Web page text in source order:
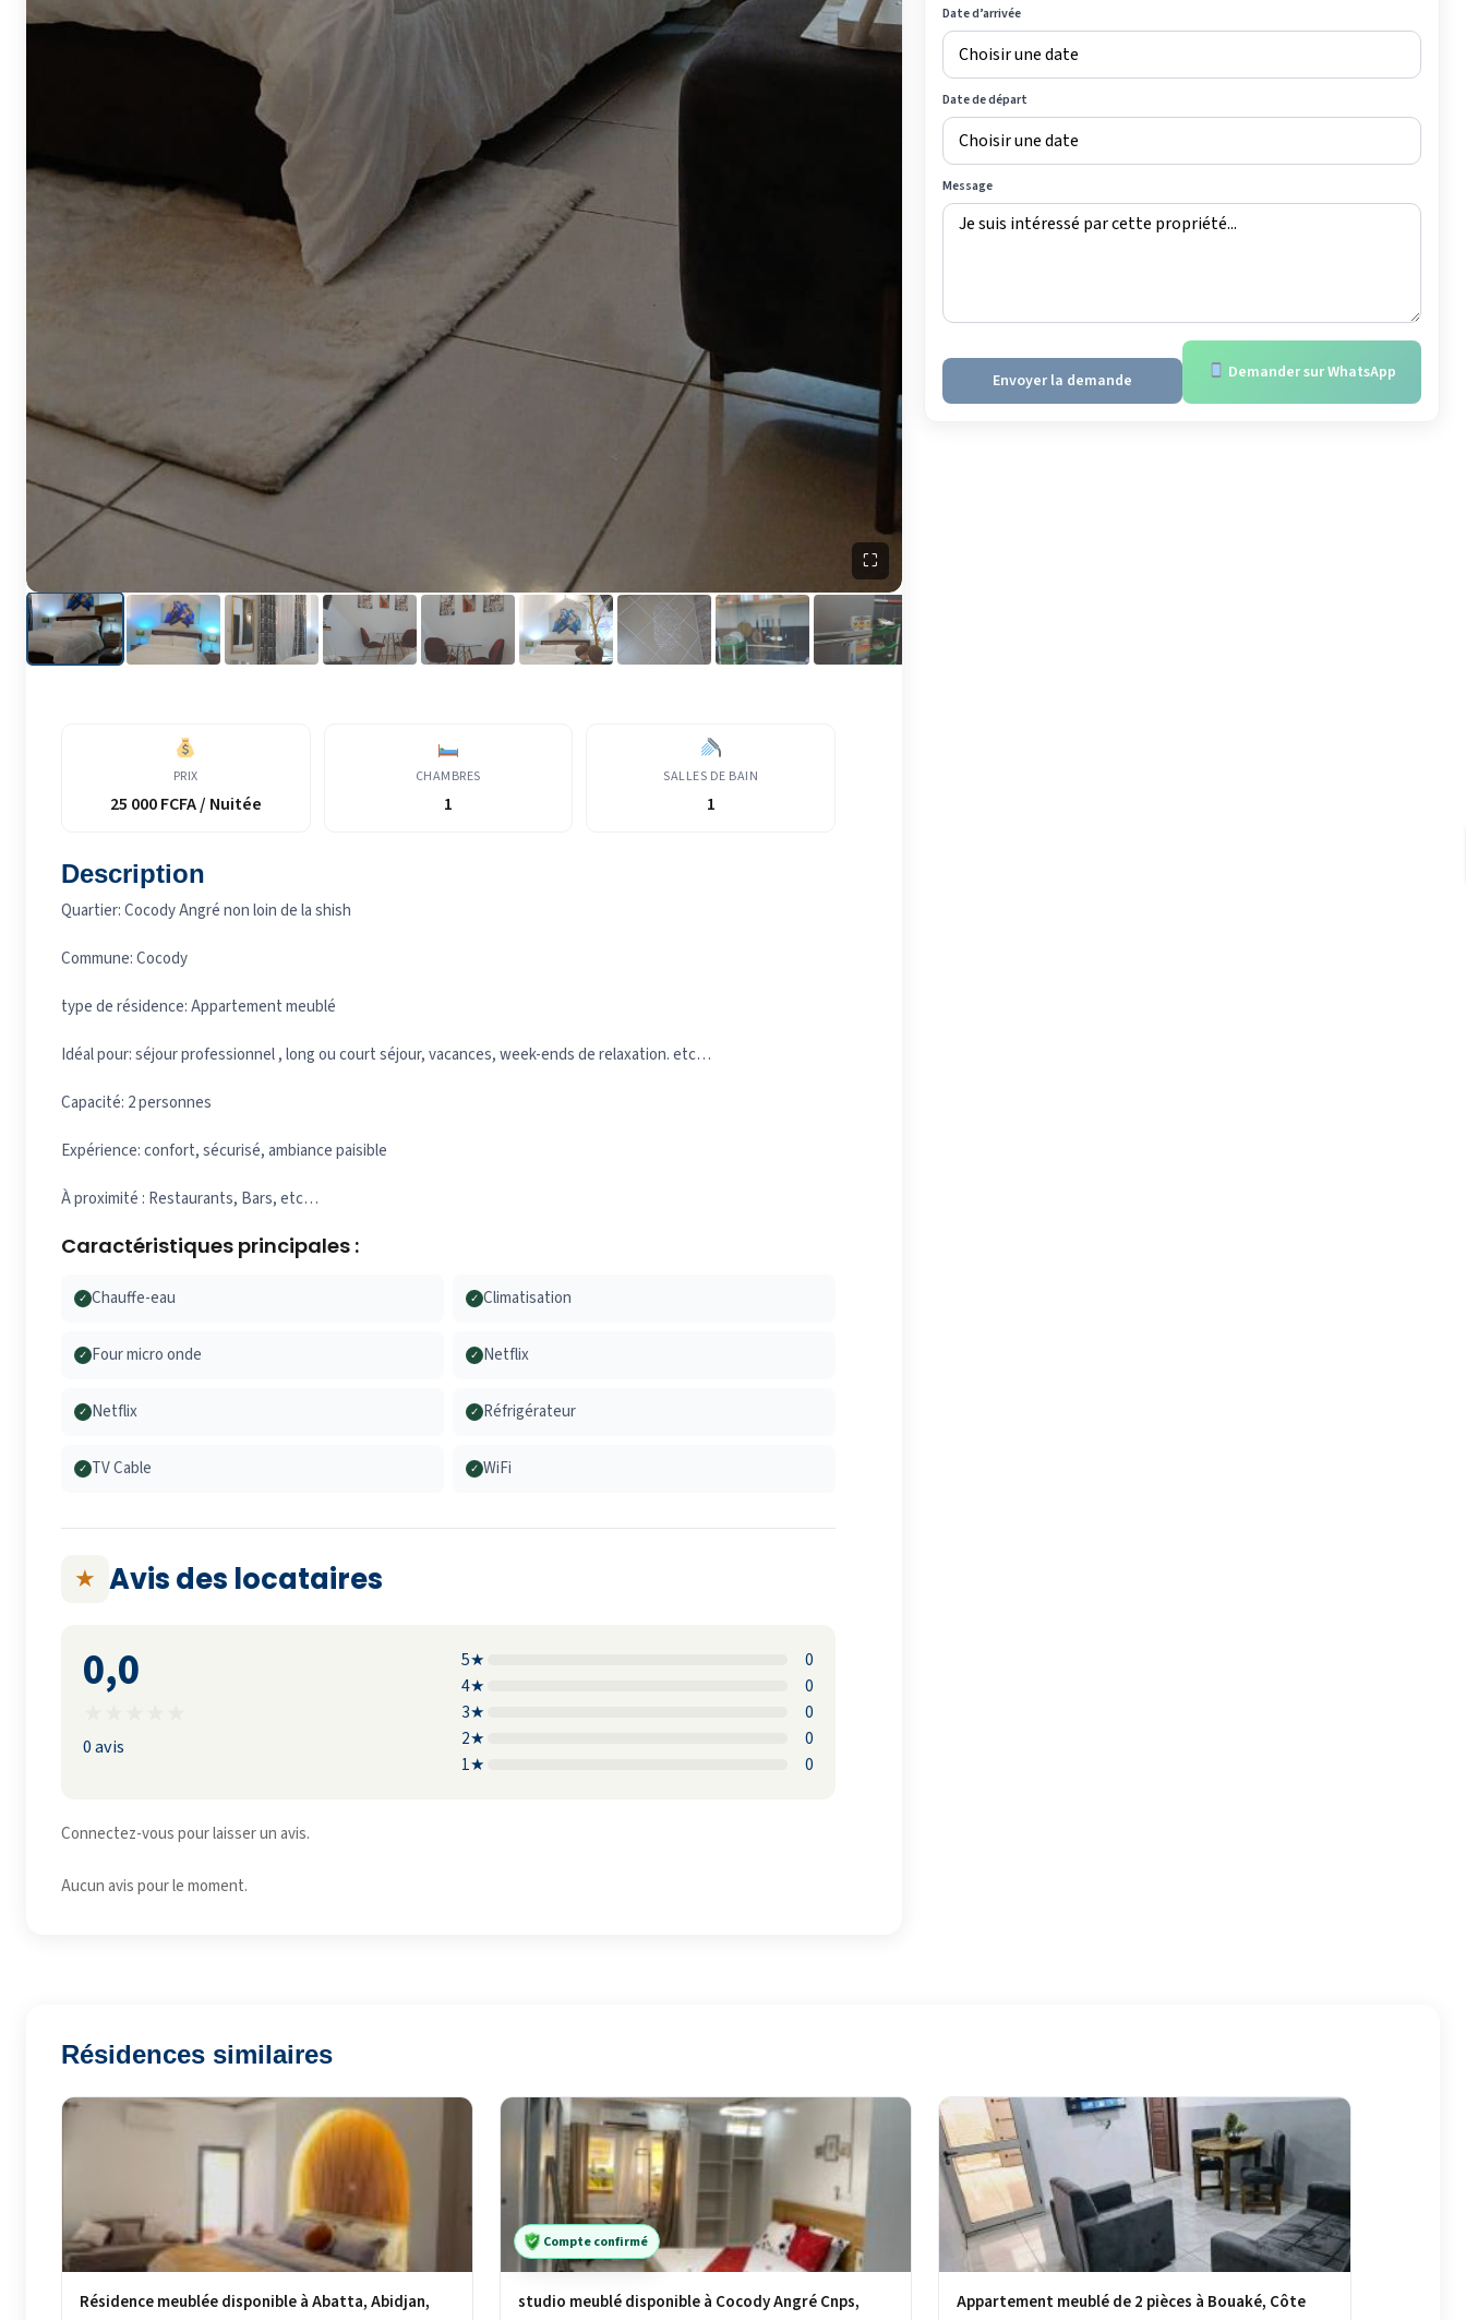
⛶
PRIX
25 000 FCFA / Nuitée
CHAMBRES
1
SALLES DE BAIN
1
Description
Quartier: Cocody Angré non loin de la shish
Commune: Cocody
type de résidence: Appartement meublé
Idéal pour: séjour professionnel , long ou court séjour, vacances, week-ends de relaxation. etc…
Capacité: 2 personnes
Expérience: confort, sécurisé, ambiance paisible
À proximité : Restaurants, Bars, etc…
Caractéristiques principales :
✓ Chauffe-eau ✓ Climatisation
✓ Four micro onde ✓ Netflix
✓ Netflix ✓ Réfrigérateur
✓ TV Cable ✓ WiFi
★ Avis des locataires
0,0
0 avis
5★
0
4★
0
3★
0
2★
0
1★
0
Connectez-vous pour laisser un avis.
Aucun avis pour le moment.
Date d’arrivée
Date de départ
Message
Envoyer la demande Demander sur WhatsApp
Résidences similaires
Résidence meublée disponible à Abatta, Abidjan,
Compte confirmé
studio meublé disponible à Cocody Angré Cnps,
Appartement meublé de 2 pièces à Bouaké, Côte